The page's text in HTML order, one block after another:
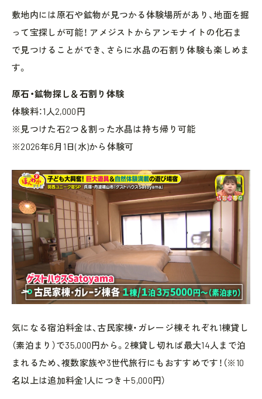
敷地内には原石や鉱物が見つかる体験場所があり、地面を掘
って宝探しが可能！ アメジストからアンモナイトの化石ま
で見つけることができ、さらに水晶の石割り体験も楽しめま
す。
原石・鉱物探し＆石割り体験
体験料：1人2,000円
※見つけた石2つ＆割った水晶は持ち帰り可能
※2026年6月1日(水)から体験可
気になる宿泊料金は、古民家棟・ガレージ棟それぞれ1棟貸し
（素泊まり）で35,000円から。2棟貸し切れば最大14人まで泊
まれるため、複数家族や3世代旅行にもおすすめです！（※10
名以上は追加料金1人につき＋5,000円）